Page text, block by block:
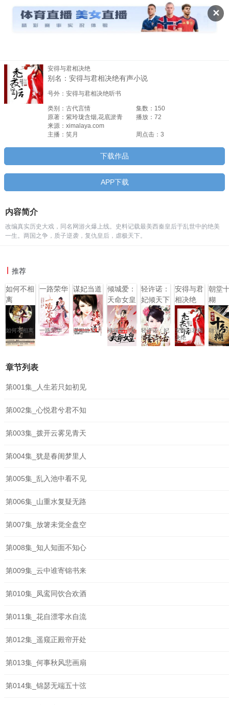
✕
安得与君相决绝 
安得与君相
决绝
安得与君相决绝
别名：安得与君相决绝有声小说
号外：安得与君相决绝听书
类别：古代言情
集数：150
原著：紫玲珑含烟,花底淤青
播放：72
来源：ximalaya.com
主播：笑月
周点击：3
下载作品
APP下载
内容简介
改编真实历史大戏，同名网游火爆上线。史料记载最美西秦皇后于乱世中的绝美
一生。两国之争，质子逆袭，复仇皇后，虐极天下。
推荐
如何不相
离
如何不相离
一路荣华
一路荣华
谋妃当道
谋妃当道
倾城爱：
天命女皇
倾城爱：天
命女皇
轻许诺：
妃倾天下
轻许诺：妃
倾天下
安得与君
相决绝
安得与君相
决绝
朝堂
糊
朝堂十
章节列表
第001集_人生若只如初见
第002集_心悦君兮君不知
第003集_拨开云雾见青天
第004集_犹是春闺梦里人
第005集_乱入池中看不见
第006集_山重水复疑无路
第007集_放箸未觉全盘空
第008集_知人知面不知心
第009集_云中谁寄锦书来
第010集_凤鸾同饮合欢酒
第011集_花自漂零水自流
第012集_遥窥正殿帘开处
第013集_何事秋风悲画扇
第014集_锦瑟无端五十弦